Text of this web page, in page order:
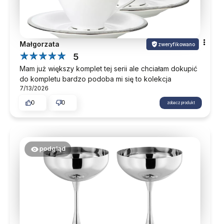
Małgorzata zweryfikowano
5
Mam już większy komplet tej serii ale chciałam dokupić
do kompletu bardzo podoba mi się to kolekcja
7/13/2026
0
0 zobacz produkt
podgląd